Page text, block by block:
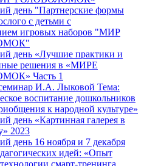
день "Партнерские формы
с детьми с
игровых наборов "МИР
день «Лучшие практики и
решения в «МИРЕ
Часть 1
И.А. Лыковой Тема:
воспитание дошкольников
к народной культуре»
день «Картинная галерея в
2023
день 16 ноября и 7 декабря
идей: «Опыт